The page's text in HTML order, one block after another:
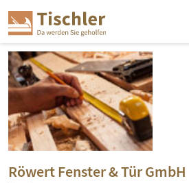
Röwert Fenster & Tür GmbH